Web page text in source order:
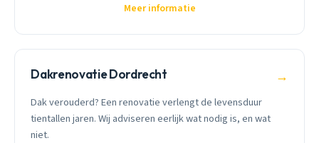
Meer informatie
Dakrenovatie Dordrecht →
Dak verouderd? Een renovatie verlengt de levensduur
tientallen jaren. Wij adviseren eerlijk wat nodig is, en wat
niet.